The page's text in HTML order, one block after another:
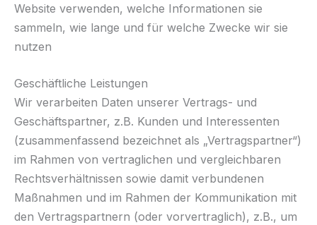
Website verwenden, welche Informationen sie
sammeln, wie lange und für welche Zwecke wir sie
nutzen
Geschäftliche Leistungen
Wir verarbeiten Daten unserer Vertrags- und
Geschäftspartner, z.B. Kunden und Interessenten
(zusammenfassend bezeichnet als „Vertragspartner“)
im Rahmen von vertraglichen und vergleichbaren
Rechtsverhältnissen sowie damit verbundenen
Maßnahmen und im Rahmen der Kommunikation mit
den Vertragspartnern (oder vorvertraglich), z.B., um